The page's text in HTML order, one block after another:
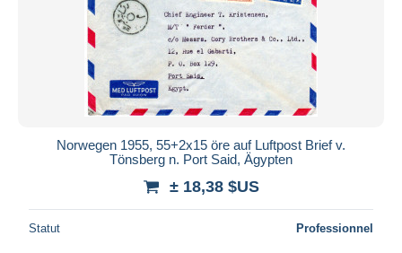
Norwegen 1955, 55+2x15 öre auf Luftpost Brief v.
Tönsberg n. Port Said, Ägypten
± 18,38 $US
Statut Professionnel